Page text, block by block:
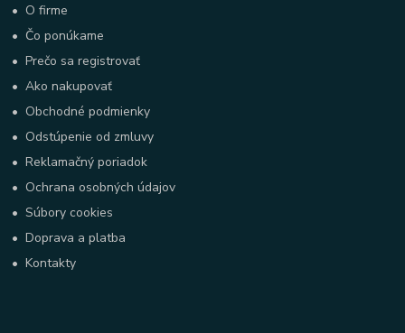
• O firme
• Čo ponúkame
•Prečo sa registrovať
•Ako nakupovať
• Obchodné podmienky
• Odstúpenie od zmluvy
•Reklamačný poriadok
• Ochrana osobných údajov
•Súbory cookies
•Doprava a platba
•Kontakty